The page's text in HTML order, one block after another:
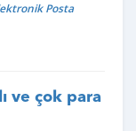
Posta
ve çok para